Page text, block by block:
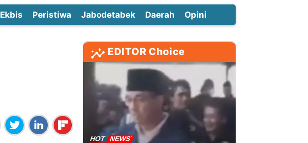
Ekbis Peristiwa Jabodetabek Daerah Opini
EDITOR Choice
HOT NEWS